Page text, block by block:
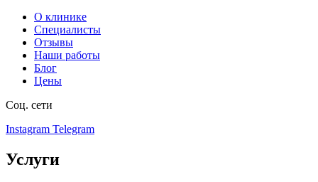
О клинике
Специалисты
Отзывы
Наши работы
Блог
Цены
Соц. сети
Instagram Telegram
Услуги